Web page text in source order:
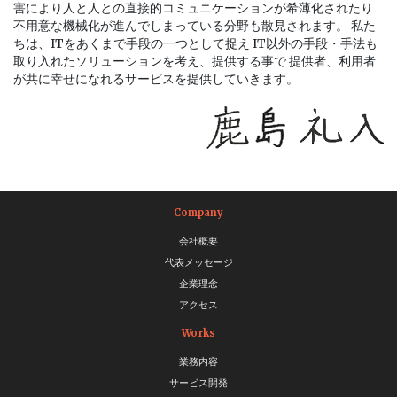
害により人と人との直接的コミュニケーションが希薄化されたり
不用意な機械化が進んでしまっている分野も散見されます。 私た
ちは、ITをあくまで手段の一つとして捉え IT以外の手段・手法も
取り入れたソリューションを考え、提供する事で 提供者、利用者
が共に幸せになれるサービスを提供していきます。
Company
会社概要
代表メッセージ
企業理念
アクセス
Works
業務内容
サービス開発